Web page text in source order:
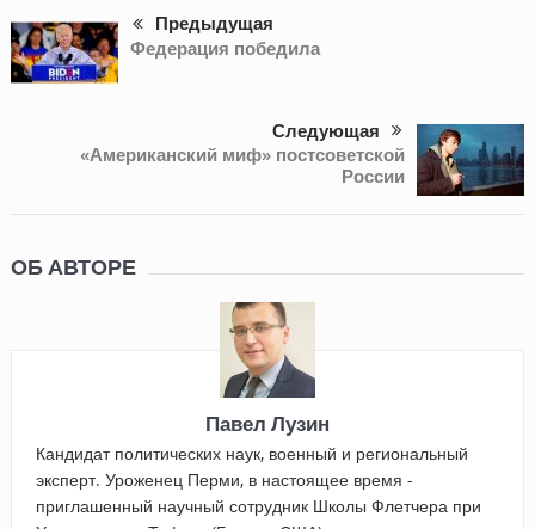
Предыдущая
Федерация победила
Следующая
«Американский миф» постсоветской
России
ОБ АВТОРЕ
Павел Лузин
Кандидат политических наук, военный и региональный
эксперт. Уроженец Перми, в настоящее время -
приглашенный научный сотрудник Школы Флетчера при